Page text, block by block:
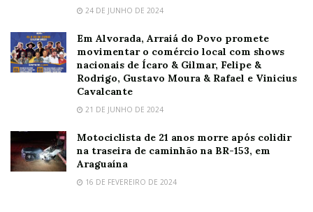
24 DE JUNHO DE 2024
Em Alvorada, Arraiá do Povo promete
movimentar o comércio local com shows
nacionais de Ícaro & Gilmar, Felipe &
Rodrigo, Gustavo Moura & Rafael e Vinicius
Cavalcante
21 DE JUNHO DE 2024
Motociclista de 21 anos morre após colidir
na traseira de caminhão na BR-153, em
Araguaína
16 DE FEVEREIRO DE 2024